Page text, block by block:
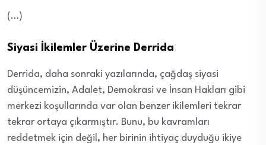
(…)
Siyasi İkilemler Üzerine Derrida
Derrida, daha sonraki yazılarında, çağdaş siyasi
düşüncemizin, Adalet, Demokrasi ve İnsan Hakları gibi
merkezi koşullarında var olan benzer ikilemleri tekrar
tekrar ortaya çıkarmıştır. Bunu, bu kavramları
reddetmek için değil, her birinin ihtiyaç duyduğu ikiye